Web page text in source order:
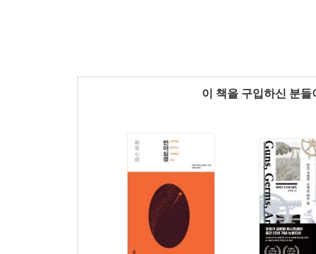
이 책을 구입하신 분